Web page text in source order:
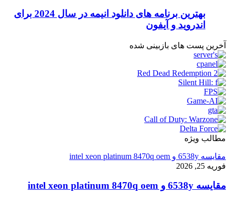
بهترین برنامه های دانلود انیمه در سال 2024 برای
اندروید و آیفون
آخرین پست های بازبینی شده
مطالب ویژه
مقایسه 6538y و intel xeon platinum 8470q oem
فوریه 25, 2026
مقایسه 6538y و intel xeon platinum 8470q oem